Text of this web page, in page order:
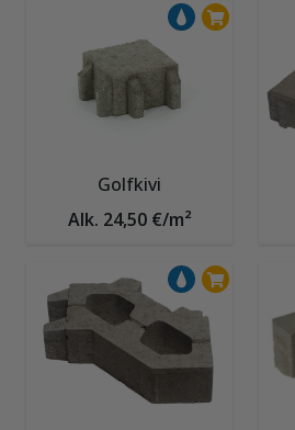
Golfkivi
Alk. 24,50 €/m²